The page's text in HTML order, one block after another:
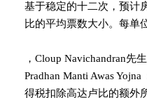
基于稳定的十二次，预计
比的平均票数大小。每单
，Cloup Navichandran先
Pradhan Manti Awas
得税扣除高达卢比的额外